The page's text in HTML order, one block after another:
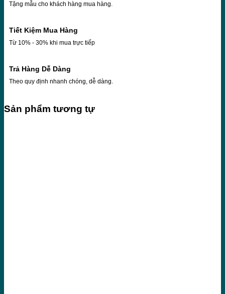
Tặng mẫu cho khách hàng mua hàng.
Tiết Kiệm Mua Hàng
Từ 10% - 30% khi mua trực tiếp
Trả Hàng Dễ Dàng
Theo quy định nhanh chóng, dễ dàng.
Sản phẩm tương tự